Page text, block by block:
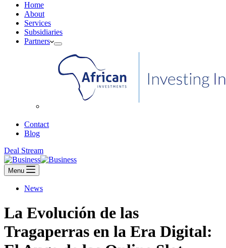
Home
About
Services
Subsidiaries
Partners
Contact
Blog
Deal Stream
Menu
News
La Evolución de las
Tragaperras en la Era Digital: